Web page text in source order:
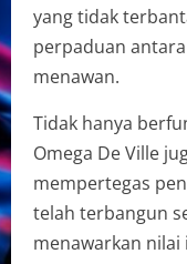
yang tidak
perpaduan
menawan.
Tidak hanya
Omega De Ville
mempertegas
telah terbangun
menawarkan nilai